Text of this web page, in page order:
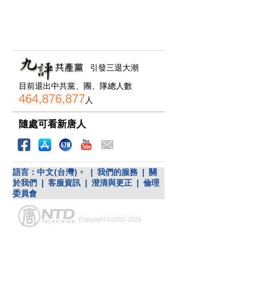
引發三退大潮
目前退出中共黨、團、隊總人數
464,876,877人
隨處可看新唐人
語言： 中文(台灣) 我們的服務
關
於我們
客服資訊 澄清與更正
倫理
委員會
Copyright ©2002-2026